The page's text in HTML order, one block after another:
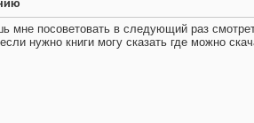
мне посоветовать в следующий раз
нужно книги могу сказать где можно